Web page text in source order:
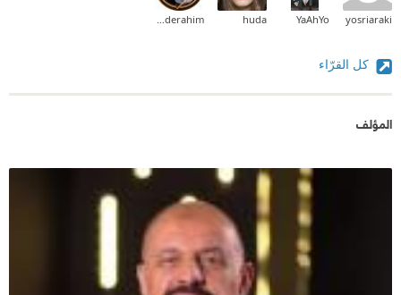
yosriaraki
YaAhYo
huda
Abderahim
كل القرّاء
المؤلف